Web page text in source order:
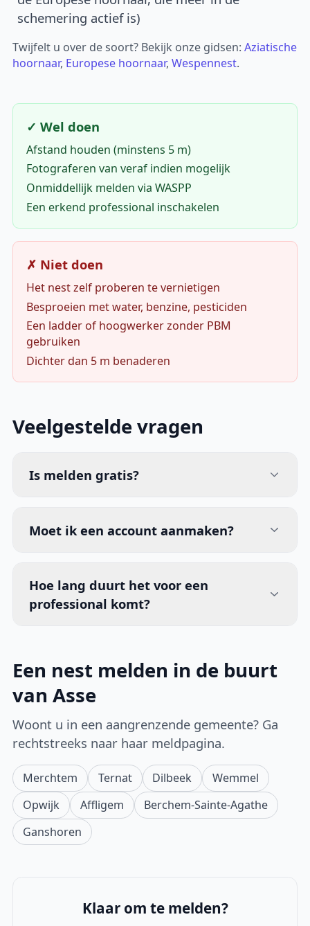
schemering actief is)
Twijfelt u over de soort? Bekijk onze gidsen:Aziatische
hoornaar, Europese hoornaar,Wespennest.
✓ Wel doen
Afstand houden (minstens 5 m)
Fotograferen van veraf indien mogelijk
Onmiddellijk melden via WASPP
Een erkend professional inschakelen
✗ Niet doen
Het nest zelf proberen te vernietigen
Besproeien met water, benzine, pesticiden
Een ladder of hoogwerker zonder PBM
gebruiken
Dichter dan 5 m benaderen
Veelgestelde vragen
Is melden gratis?
Moet ik een account aanmaken?
Hoe lang duurt het voor een
professional komt?
Een nest melden in de buurt
van Asse
Woont u in een aangrenzende gemeente? Ga
rechtstreeks naar haar meldpagina.
Merchtem Ternat Dilbeek
Wemmel
Opwijk
Affligem
Berchem-Sainte-Agathe
Ganshoren
Klaar om te melden?